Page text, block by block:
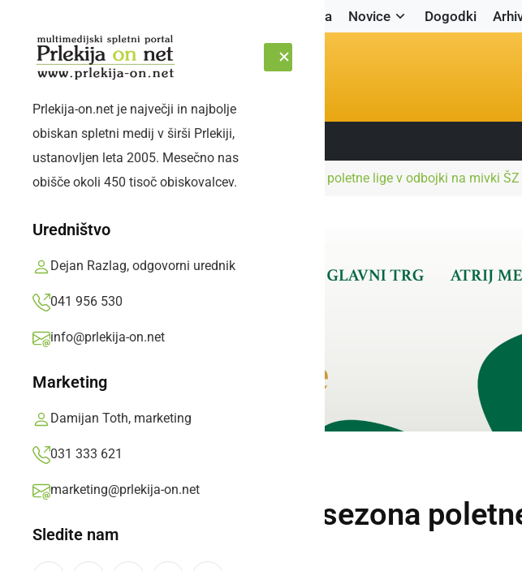
Naslovnica Novice Dogodki
PETEK, 7. AVGUST 2026 Sledite nam:
Prlekija-on.net je največji in najbolje
obiskan spletni medij v širši Prlekiji,
ustanovljen leta 2005. Mesečno nas
obišče okoli 450 tisoč obiskovalcev.
Uredništvo
Dejan Razlag, odgovorni urednik
041 956 530
info@prlekija-on.net
Marketing
Damijan Toth, marketing
031 333 621
marketing@prlekija-on.net
Sledite nam
Naslovnica ŠportPričela se je 16. sezona poletne lige v odbojki na mivki
Pričela se je 16. sezona
Ljutomer